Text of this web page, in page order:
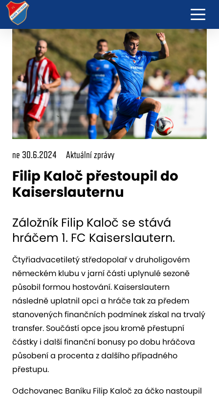
ne 30.6.2024 Aktuální zprávy
Filip Kaloč přestoupil do
Kaiserslauternu
Záložník Filip Kaloč se stává
hráčem 1. FC Kaiserslautern.
Čtyřiadvacetiletý středopolař v druholigovém
německém klubu v jarní části uplynulé sezoně
působil formou hostování. Kaiserslautern
následně uplatnil opci a hráče tak za předem
stanovených finančních podmínek získal na trvalý
transfer. Součástí opce jsou kromě přestupní
částky i další finanční bonusy po dobu hráčova
působení a procenta z dalšího případného
přestupu.
Odchovanec Baníku Filip Kaloč za áčko nastoupil